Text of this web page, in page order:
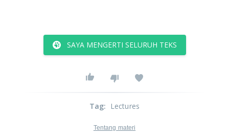
SAYA MENGERTI SELURUH TEKS
Tag: Lectures
Tentang materi